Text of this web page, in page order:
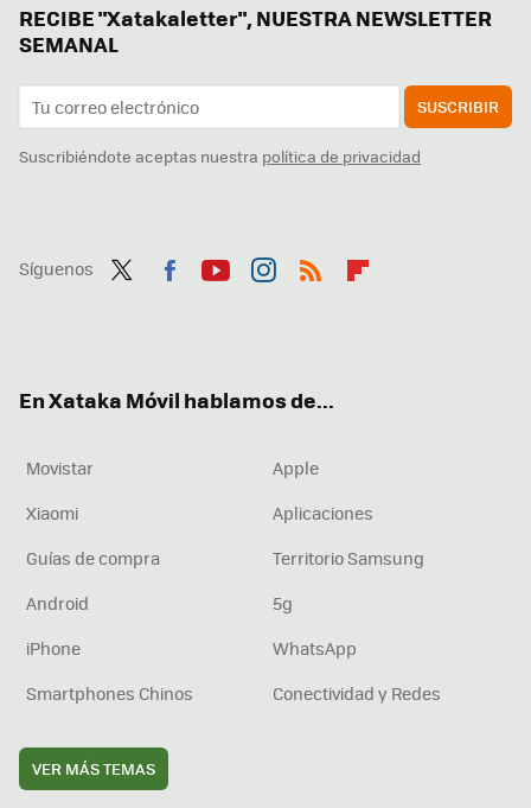
RECIBE "Xatakaletter", NUESTRA NEWSLETTER
SEMANAL
SUSCRIBIR
Suscribiéndote aceptas nuestra política de privacidad
Síguenos
En Xataka Móvil hablamos de...
Movistar
Apple
Xiaomi
Aplicaciones
Guías de compra
Territorio Samsung
Android
5g
iPhone
WhatsApp
Smartphones Chinos
Conectividad y Redes
VER MÁS TEMAS